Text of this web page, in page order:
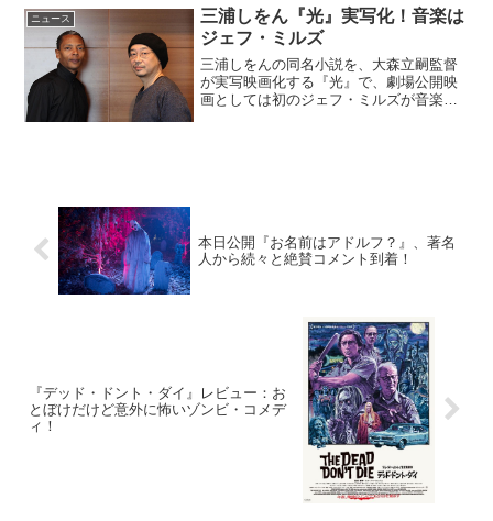
ン・エンターテイメント作品、映画『キ
ング・アーサー』が、2017...
ニュース
三浦しをん『光』実写化！音楽は
ジェフ・ミルズ
三浦しをんの同名小説を、大森立嗣監督
が実写映画化する『光』で、劇場公開映
画としては初のジェフ・ミルズが音楽を
本日公開『お名前はアドルフ？』、著名
人から続々と絶賛コメント到着！
『デッド・ドント・ダイ』レビュー：お
とぼけだけど意外に怖いゾンビ・コメデ
ィ！